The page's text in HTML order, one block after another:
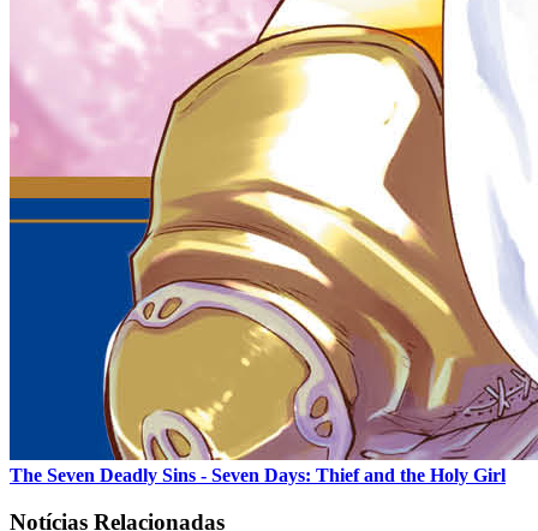
The Seven Deadly Sins - Seven Days: Thief and the Holy Girl
Notícias Relacionadas